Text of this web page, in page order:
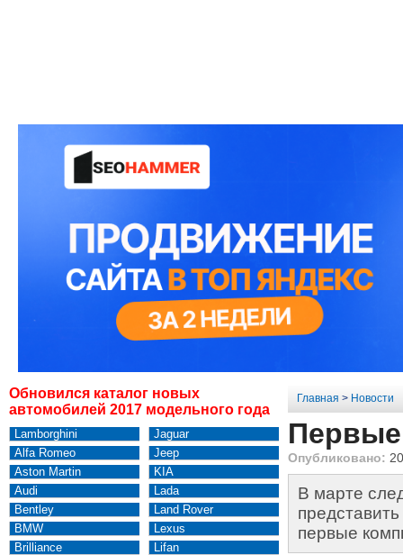
Обновился каталог новых
автомобилей 2017 модельного года
Lamborghini
Alfa Romeo
Aston Martin
Audi
Bentley
BMW
Brilliance
Jaguar
Jeep
KIA
Lada
Land Rover
Lexus
Lifan
Главная > Новости
Опубликовано:
В марте
первые